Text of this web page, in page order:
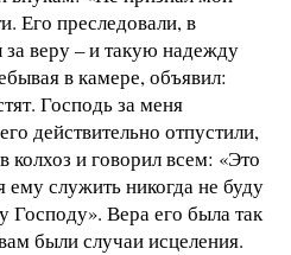
Его преследовали, в
веру – и такую надежду
в камере, объявил:
Господь за меня
действительно отпустили,
колхоз и говорил всем: «Это
ему служить никогда не буду
Господу». Вера его была так
были случаи исцеления.